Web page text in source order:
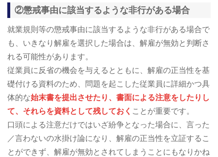
②懲戒事由に該当するような非行がある場合
就業規則等の懲戒事由に該当するような非行がある場合で
も、いきなり解雇を選択した場合は、解雇が無効と判断さ
れる可能性があります。
従業員に反省の機会を与えるとともに、解雇の正当性を基
礎付ける資料のため、問題を起こした従業員に詳細かつ具
体的な始末書を提出させたり、書面による注意をしたりし
て、それらを資料として残しておく ことが重要です。
口頭による注意だけではいざ紛争となった場合に、言った
／言わないの水掛け論になり、解雇の正当性を立証するこ
とができず、解雇が無効とされてしまうことにもなりかね